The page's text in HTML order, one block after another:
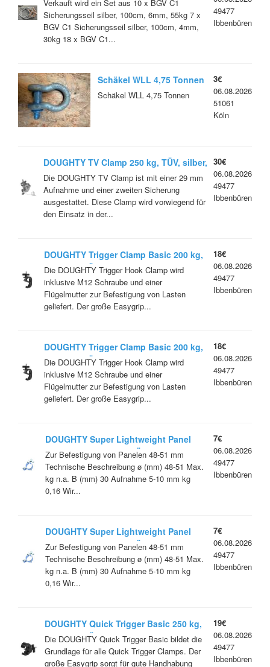
Verkauft wird ein Set aus 10 x BGV C1
Sicherungsseil silber, 100cm, 6mm, 55kg 7 x
BGV C1 Sicherungsseil silber, 100cm, 4mm,
30kg 18 x BGV C1...
49477
Ibbenbüren
Schäkel WLL 4,75 Tonnen
Schäkel WLL 4,75 Tonnen
3€
06.08.2026
51061
Köln
DOUGHTY TV Clamp 250 kg, TÜV, silber,
T57223 Restposten
Die DOUGHTY TV Clamp ist mit einer 29 mm
Aufnahme und einer zweiten Sicherung
ausgestattet. Diese Clamp wird vorwiegend für
den Einsatz in der...
30€
06.08.2026
49477
Ibbenbüren
DOUGHTY Trigger Clamp Basic 200 kg,
schwarz, TÜV, T588601 Restposten
Die DOUGHTY Trigger Hook Clamp wird
inklusive M12 Schraube und einer
Flügelmutter zur Befestigung von Lasten
geliefert. Der große Easygrip...
18€
06.08.2026
49477
Ibbenbüren
DOUGHTY Trigger Clamp Basic 200 kg,
schwarz, TÜV, T588601 Restposten
Die DOUGHTY Trigger Hook Clamp wird
inklusive M12 Schraube und einer
Flügelmutter zur Befestigung von Lasten
geliefert. Der große Easygrip...
18€
06.08.2026
49477
Ibbenbüren
DOUGHTY Super Lightweight Panel
Clamp, 75 kg, silber, TÜV, T58130
Restposten
Zur Befestigung von Panelen 48-51 mm
Technische Beschreibung ø (mm) 48-51 Max.
kg n.a. B (mm) 30 Aufnahme 5-10 mm kg
0,16 Wir...
7€
06.08.2026
49477
Ibbenbüren
DOUGHTY Super Lightweight Panel
Clamp, 75 kg, silber, TÜV, T58130
Restposten
Zur Befestigung von Panelen 48-51 mm
Technische Beschreibung ø (mm) 48-51 Max.
kg n.a. B (mm) 30 Aufnahme 5-10 mm kg
0,16 Wir...
7€
06.08.2026
49477
Ibbenbüren
DOUGHTY Quick Trigger Basic 250 kg,
schwarz, TÜV, T58201 Restposten
Die DOUGHTY Quick Trigger Basic bildet die
Grundlage für alle Quick Trigger Clamps. Der
große Easygrip sorgt für gute Handhabung
19€
06.08.2026
49477
Ibbenbüren